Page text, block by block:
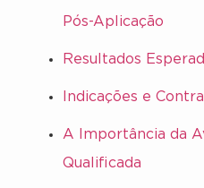
Pós-Aplicação
Resultados
Indicações e
A Importância da
Qualificada